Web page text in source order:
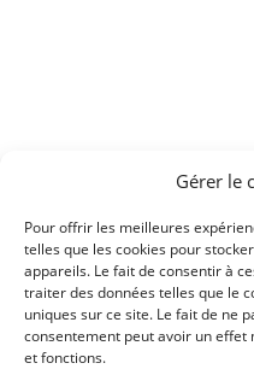
Gérer le
Pour offrir les meilleures
telles que les cookies pour
appareils. Le fait de consentir à
traiter des données telles que le
uniques sur ce site. Le fait de ne
consentement peut avoir un
et fonctions.